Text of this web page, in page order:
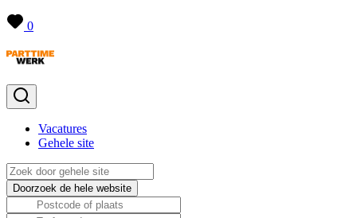
0
Vacatures
Gehele site